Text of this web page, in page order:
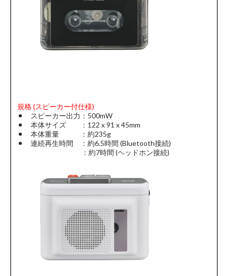
規格 (スピーカー付仕様)
⚫︎ スピーカー出力：500mW
⚫︎ 本体サイズ ：122 x 91 x 45mm
⚫︎ 本体重量 ：約235g
⚫︎ 連続再生時間 ：約6.5時間 (Bluetooth接続)
：約7時間 (ヘッドホン接続)